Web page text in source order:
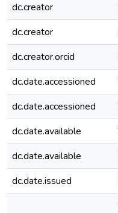
dc.creator
dc.creator
dc.creator.orcid
dc.date.accessioned
dc.date.accessioned
dc.date.available
dc.date.available
dc.date.issued